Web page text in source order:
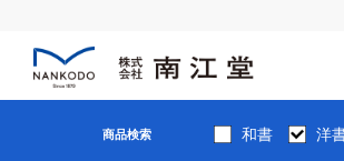
商品検索 和書 洋